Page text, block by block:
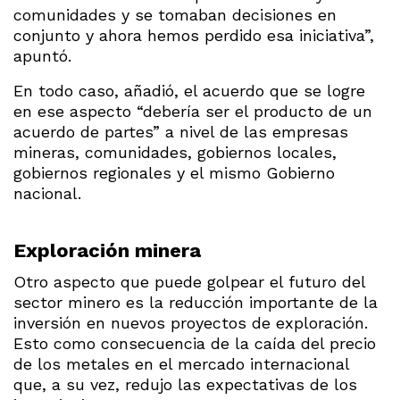
comunidades y se tomaban decisiones en
conjunto y ahora hemos perdido esa iniciativa”,
apuntó.
En todo caso, añadió, el acuerdo que se logre
en ese aspecto “debería ser el producto de un
acuerdo de partes” a nivel de las empresas
mineras, comunidades, gobiernos locales,
gobiernos regionales y el mismo Gobierno
nacional.
Exploración minera
Otro aspecto que puede golpear el futuro del
sector minero es la reducción importante de la
inversión en nuevos proyectos de exploración.
Esto como consecuencia de la caída del precio
de los metales en el mercado internacional
que, a su vez, redujo las expectativas de los